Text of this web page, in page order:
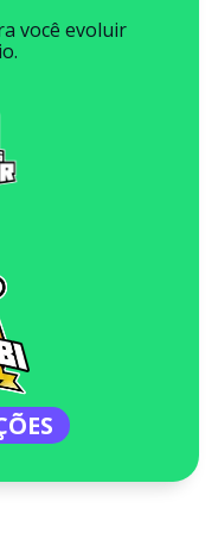
você evoluir